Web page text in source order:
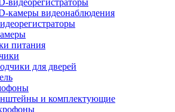
видеорегистраторы
камеры видеонаблюдения
питания
для дверей
и комплектующие